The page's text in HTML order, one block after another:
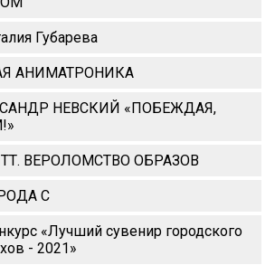
Губарева
АНИМАТРОНИКА
НЕВСКИЙ «ПОБЕЖДАЯ,
ВЕРОЛОМСТВО ОБРАЗОВ
С
«Лучший сувенир городского
- 2021»